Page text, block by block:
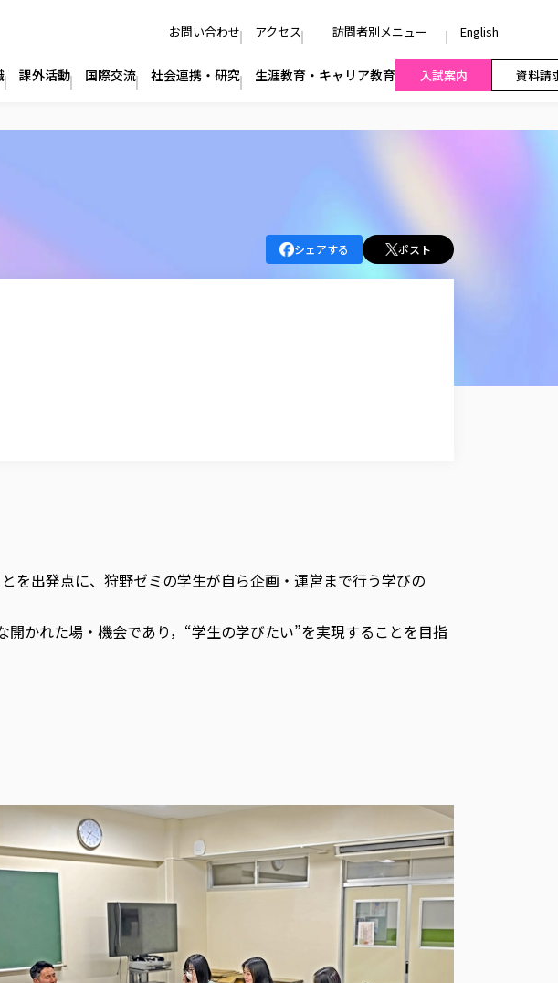
お問い合わせ アクセス 訪問者別メニュー English
課外活動 国際交流 社会連携・研究 生涯教育・キャリア教育 入試案内 資料請
シェアする ポスト
を出発点に、狩野ゼミの学生が自ら企画・運営まで行う学びの
かれた場・機会であり，“学生の学びたい”を実現することを目指